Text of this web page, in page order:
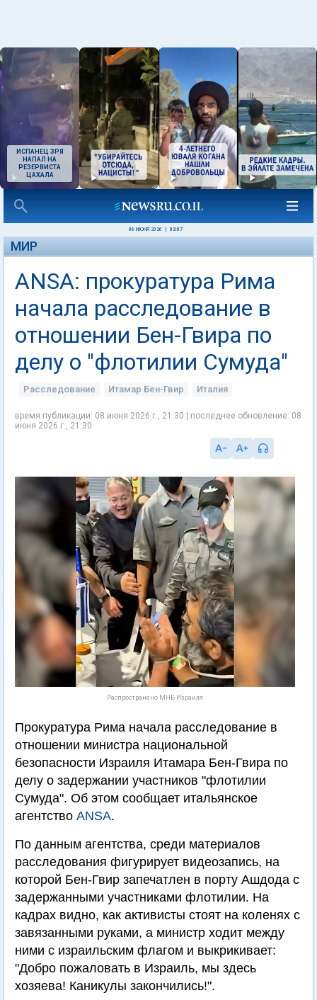
ИСПАНЕЦ ЗРЯ
НАПАЛ НА
РЕЗЕРВИСТА
ЦАХАЛА
08 ИЮНЯ 2026 03:07
МИР
ANSA: прокуратура Рима
начала расследование в
отношении Бен-Гвира по
делу о "флотилии Сумуда"
Расследование Итамар Бен-Гвир Италия
время публикации: 08 июня 2026 г., 21:30 | последнее обновление: 08
июня 2026 г., 21:30
Распространено МНБ Израиля
Прокуратура Рима начала расследование в
отношении министра национальной
безопасности Израиля Итамара Бен-Гвира по
делу о задержании участников "флотилии
Сумуда". Об этом сообщает итальянское
агентство ANSA.
По данным агентства, среди материалов
расследования фигурирует видеозапись, на
которой Бен-Гвир запечатлен в порту Ашдода с
задержанными участниками флотилии. На
кадрах видно, как активисты стоят на коленях с
завязанными руками, а министр ходит между
ними с израильским флагом и выкрикивает:
"Добро пожаловать в Израиль, мы здесь
хозяева! Каникулы закончились!".